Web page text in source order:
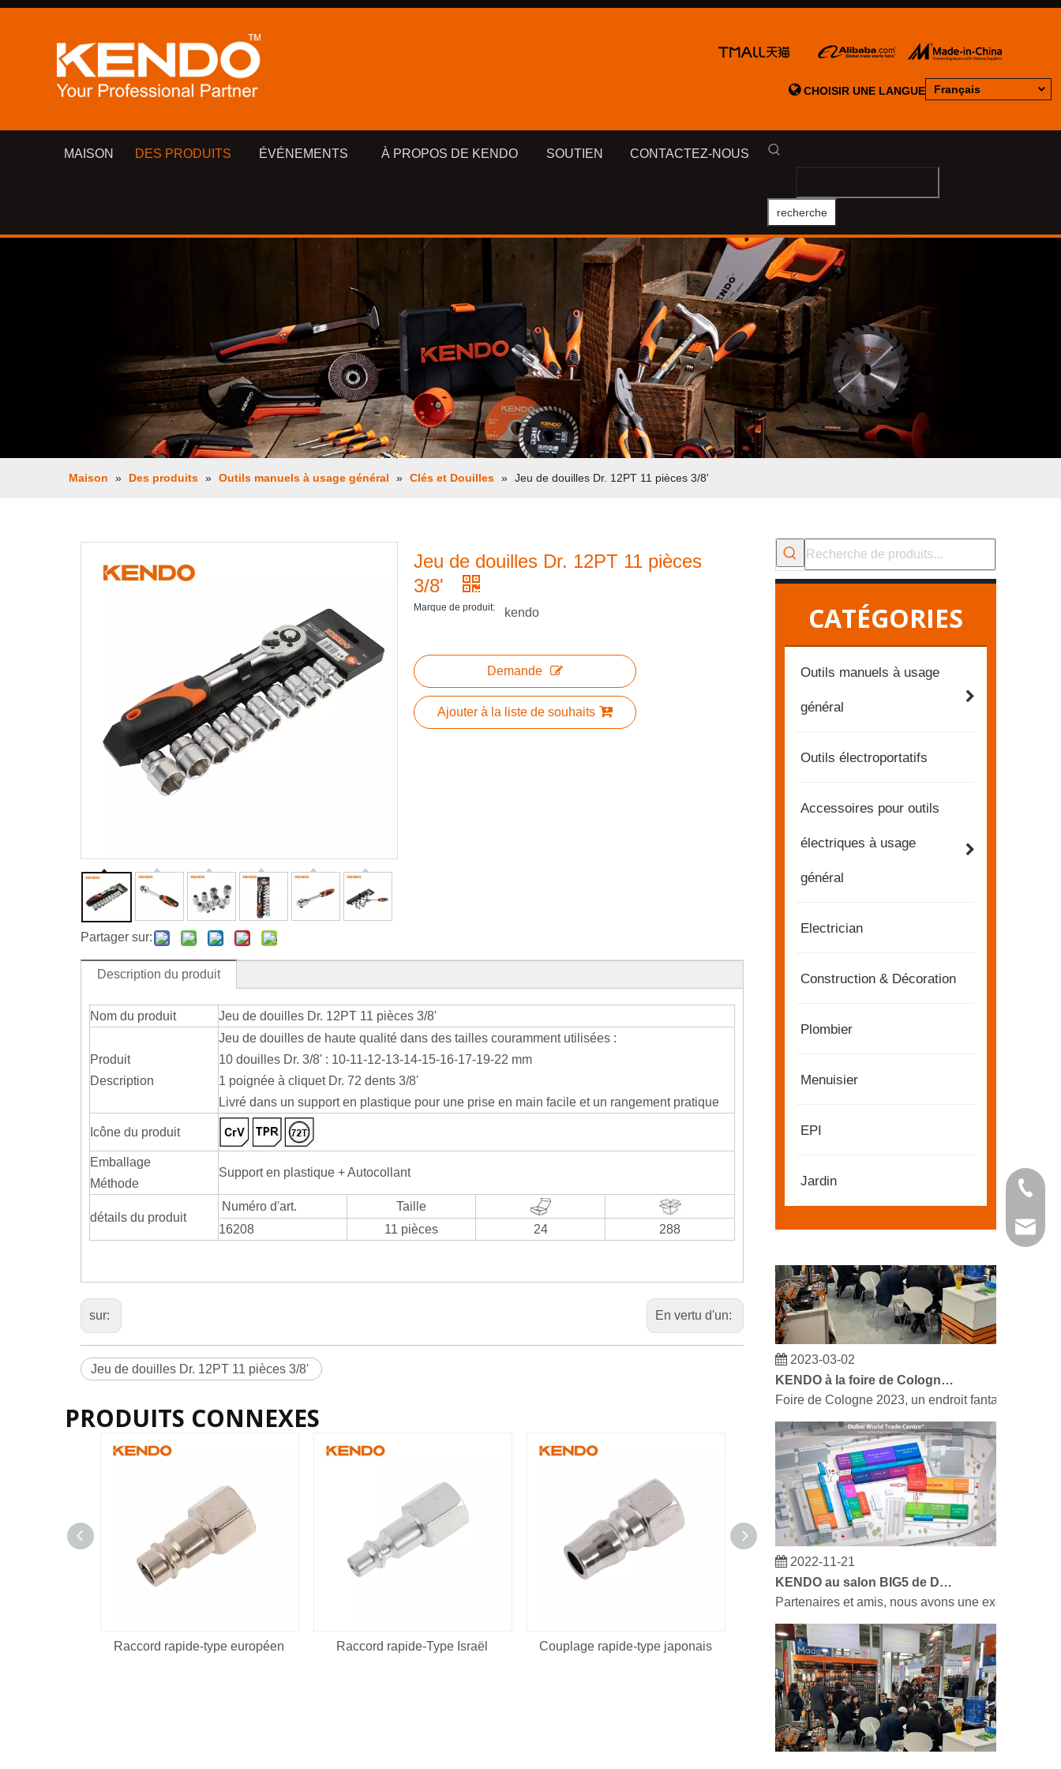
CHOISIR UNE LANGUE Français
MAISON DES PRODUITS ÉVÉNEMENTS À PROPOS DE KENDO SOUTIEN CONTACTEZ-NOUS
recherche
Maison » Des produits » Outils manuels à usage général » Clés et Douilles » Jeu de douilles Dr. 12PT 11 pièces 3/8'
Partager sur:
Jeu de douilles Dr. 12PT 11 pièces
3/8'
Marque de produit: kendo
Demande
Ajouter à la liste de souhaits
Description du produit
Nom du produit Jeu de douilles Dr. 12PT 11 pièces 3/8'
Produit
Description
Jeu de douilles de haute qualité dans des tailles couramment utilisées :
10 douilles Dr. 3/8' : 10-11-12-13-14-15-16-17-19-22 mm
1 poignée à cliquet Dr. 72 dents 3/8'
Livré dans un support en plastique pour une prise en main facile et un rangement pratique
Icône du produit
Emballage
Méthode
Support en plastique + Autocollant
détails du produit
Numéro d'art.
Taille
16208
11 pièces 24 288
sur: En vertu d'un:
Jeu de douilles Dr. 12PT 11 pièces 3/8'
PRODUITS CONNEXES
Raccord rapide-type européen Raccord rapide-Type Israël Couplage rapide-type japonais Raccord rapide-type américain Mandrin
CATÉGORIES
Outils manuels à usage
général
Outils électroportatifs
Accessoires pour outils
électriques à usage
général
Electrician
Construction & Décoration
Plombier
Menuisier
EPI
Jardin
Foire de Cologne 2023, un endroit fantastique
+86 21